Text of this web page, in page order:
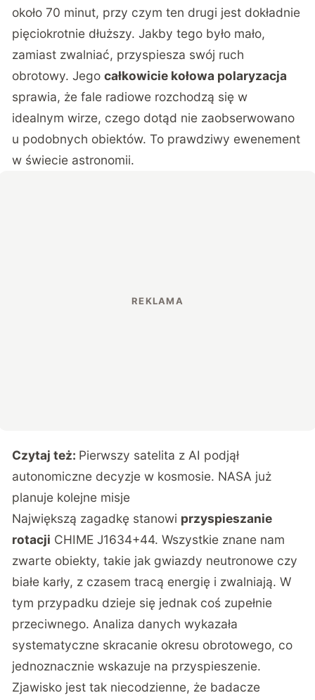
około 70 minut, przy czym ten drugi jest dokładnie
pięciokrotnie dłuższy. Jakby tego było mało,
zamiast zwalniać, przyspiesza swój ruch
obrotowy. Jegocałkowicie kołowa polaryzacja
sprawia, że fale radiowe rozchodzą się w
idealnym wirze, czego dotąd nie zaobserwowano
u podobnych obiektów. To prawdziwy ewenement
w świecie astronomii.
Czytaj też: Pierwszy satelita z AI podjął
autonomiczne decyzje w kosmosie. NASA już
planuje kolejne misje
Największą zagadkę stanowi przyspieszanie
rotacji CHIME J1634+44. Wszystkie znane nam
zwarte obiekty, takie jak gwiazdy neutronowe czy
białe karły, z czasem tracą energię i zwalniają. W
tym przypadku dzieje się jednak coś zupełnie
przeciwnego. Analiza danych wykazała
systematyczne skracanie okresu obrotowego, co
jednoznacznie wskazuje na przyspieszenie.
Zjawisko jest tak niecodzienne, że badacze